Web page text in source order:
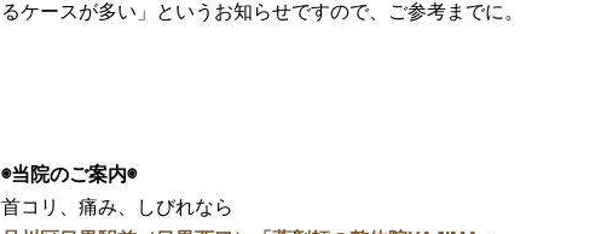
るケースが多い」というお知らせですので、ご参考までに。
◉当院のご案内◉
首コリ、痛み、しびれなら